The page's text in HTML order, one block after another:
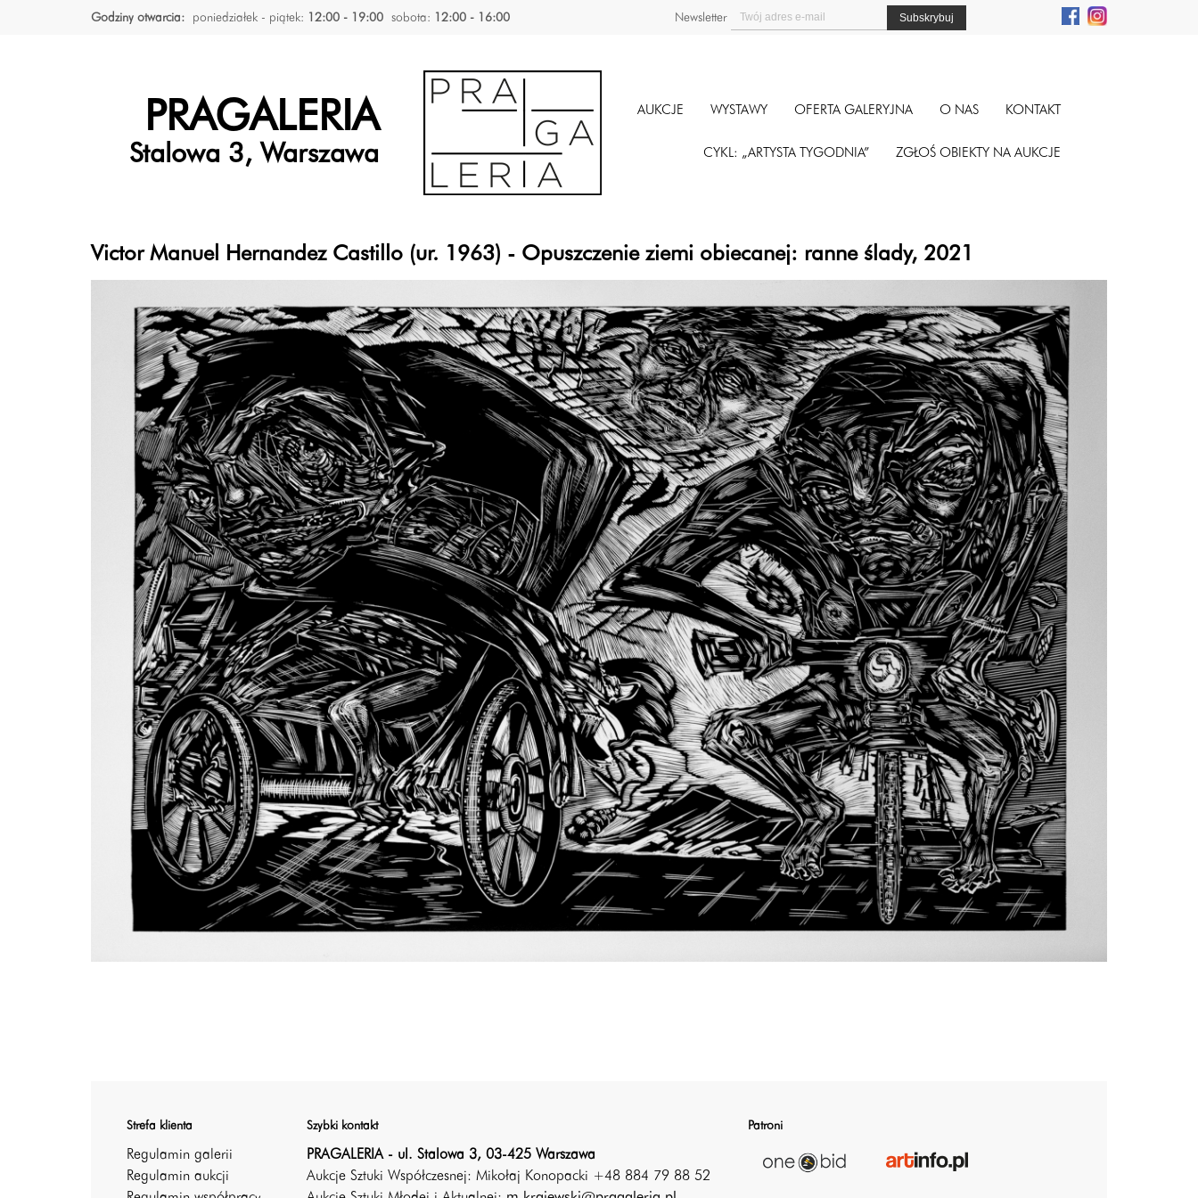
Godziny otwarcia: poniedziałek - piątek: 12:00 - 19:00 sobota: 12:00 - 16:00 Newsletter
PRAGALERIA
Stalowa 3, Warszawa
AUKCJE WYSTAWY OFERTA GALERYJNA O NAS KONTAKT
CYKL: „ARTYSTA TYGODNIA” ZGŁOŚ OBIEKTY NA AUKCJE
Victor Manuel Hernandez Castillo (ur. 1963) - Opuszczenie ziemi obiecanej: ranne ślady, 2021
Strefa klienta
Regulamin galerii
Regulamin aukcji
Szybki kontakt
PRAGALERIA - ul. Stalowa 3, 03-425 Warszawa
Aukcje Sztuki Współczesnej: Mikołaj Konopacki +48 884 79 88 52
Patroni